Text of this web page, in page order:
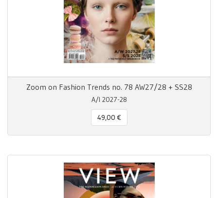
Zoom on Fashion Trends no. 78 AW27/28 + SS28
A/I 2027-28
49,00 €